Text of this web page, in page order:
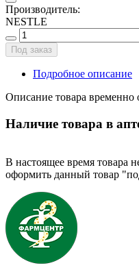
Производитель:
NESTLE
Под заказ
Подробное описание
Описание товара временно
Наличие товара в
В настоящее время товара
оформить данный товар